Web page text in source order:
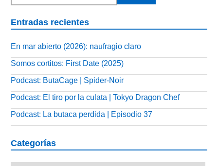
Entradas recientes
En mar abierto (2026): naufragio claro
Somos cortitos: First Date (2025)
Podcast: ButaCage | Spider-Noir
Podcast: El tiro por la culata | Tokyo Dragon Chef
Podcast: La butaca perdida | Episodio 37
Categorías